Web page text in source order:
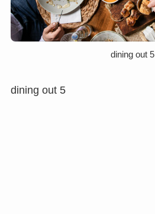
dining out 5
dining out 5